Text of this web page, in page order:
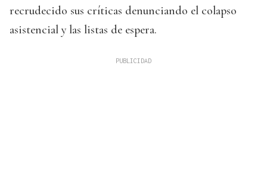
recrudecido sus críticas denunciando el colapso
asistencial y las listas de espera.